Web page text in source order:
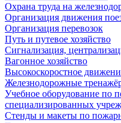
Охрана труда на
Организация движения
Организация перевозок
Путь и путевое хозяйство
Сигнализация,
Вагонное хозяйство
Высокоскоростное
Железнодорожные
Учебное оборудование по
специализированных
Стенды и макеты по